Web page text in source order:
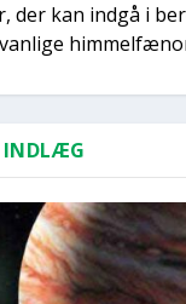
der kan indgå i
INDLÆG